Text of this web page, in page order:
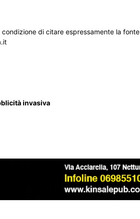
di citare espressamente la fonte
invasiva